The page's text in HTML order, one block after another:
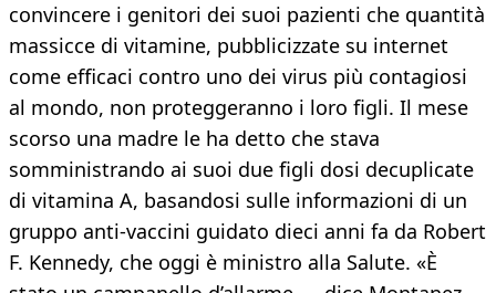
convincere i genitori dei suoi pazienti che quantità
massicce di vitamine, pubblicizzate su internet
come efficaci contro uno dei virus più contagiosi
al mondo, non proteggeranno i loro figli. Il mese
scorso una madre le ha detto che stava
somministrando ai suoi due figli dosi decuplicate
di vitamina A, basandosi sulle informazioni di un
gruppo anti-vaccini guidato dieci anni fa da Robert
F. Kennedy, che oggi è ministro alla Salute. «È